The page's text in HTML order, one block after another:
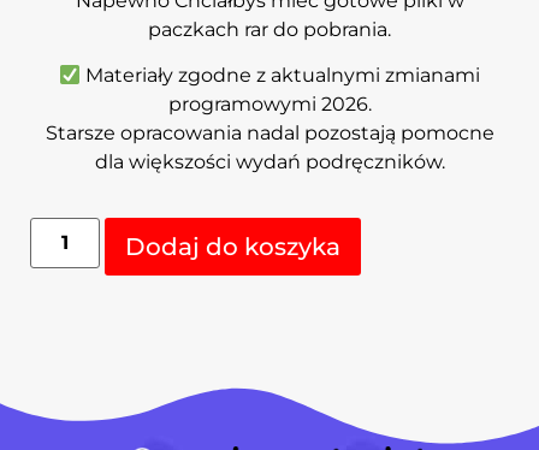
paczkach rar do pobrania.
Materiały zgodne z aktualnymi zmianami
programowymi 2026.
Starsze opracowania nadal pozostają pomocne
dla większości wydań podręczników.
Dodaj do koszyka